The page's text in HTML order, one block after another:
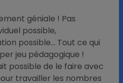
géniale ! Pas
possible,
possible… Tout ce qui
jeu pédagogique !
possible de le faire avec
travailler les nombres